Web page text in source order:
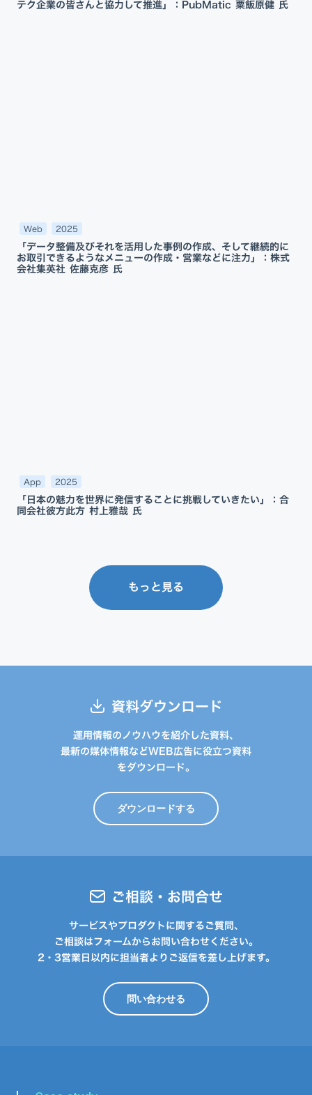
テク企業の皆さんと協力して推進」：PubMatic 粟飯原健 氏
Web 2025
「データ整備及びそれを活用した事例の作成、そして継続的に
お取引できるようなメニューの作成・営業などに注力」：株式
会社集英社 佐藤克彦 氏
App 2025
「日本の魅力を世界に発信することに挑戦していきたい」：合
同会社彼方此方 村上雅哉 氏
もっと見る
資料ダウンロード
運用情報のノウハウを紹介した資料、
最新の媒体情報などWEB広告に役立つ資料
をダウンロード。
ダウンロードする
ご相談・お問合せ
サービスやプロダクトに関するご質問、
ご相談はフォームからお問い合わせください。
2・3営業日以内に担当者よりご返信を差し上げます。
問い合わせる